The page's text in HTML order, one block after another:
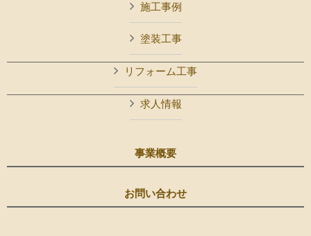
施工事例
塗装工事
リフォーム工事
求人情報
事業概要
お問い合わせ